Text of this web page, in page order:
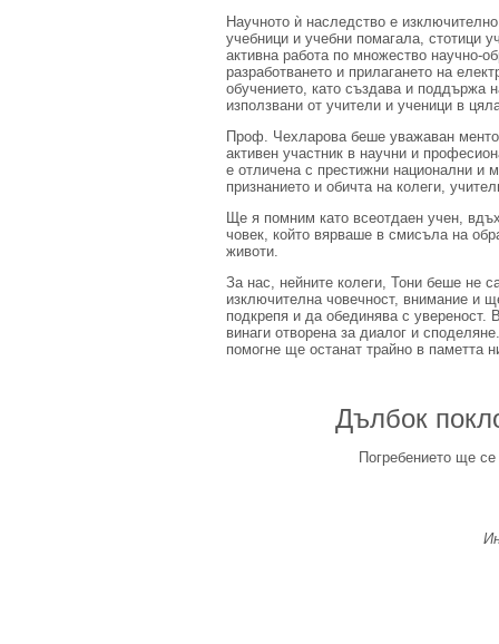
Научното ѝ наследство е
учебници и учебни помагала, стотици
активна работа по множество научно-
разработването и прилагането на
обучението, като създава и поддържа
използвани от учители и ученици в
Проф. Чехларова беше уважаван
активен участник в научни и
е отличена с престижни национални и
признанието и обичта на колеги,
Ще я помним като всеотдаен учен,
човек, който вярваше в смисъла на
животи.
За нас, нейните колеги, Тони беше не
изключителна човечност, внимание и
подкрепя и да обединява с увереност.
винаги отворена за диалог и
помогне ще останат трайно в паметта
Дълбок
Погребението ще